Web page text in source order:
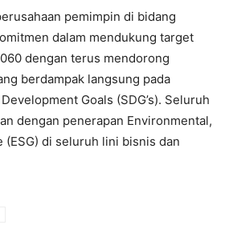
pemimpin di bidang
dalam mendukung target
dengan terus mendorong
berdampak langsung pada
Goals (SDG’s). Seluruh
dengan penerapan Environmental,
(ESG) di seluruh lini bisnis dan